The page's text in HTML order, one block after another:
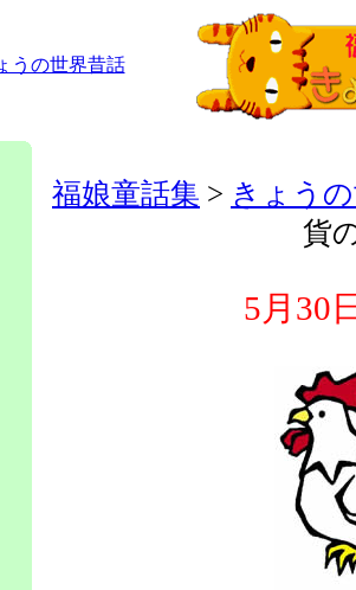
うの世界昔話
福娘童話集 > きょう
貨
5月30